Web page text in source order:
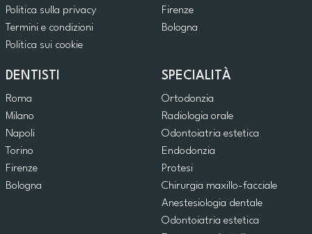
Politica sulla privacy
Termini e condizioni
Politica sui cookie
Firenze
Bologna
DENTISTI
Roma
Milano
Napoli
Torino
Firenze
Bologna
SPECIALITÀ
Ortodonzia
Radiologia orale
Odontoiatria estetica
Endodonzia
Protesi
Chirurgia maxillo-facciale
Anestesiologia dentale
Odontoiatria estetica